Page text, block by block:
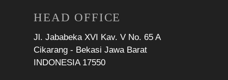
HEAD OFFICE
Jl. Jababeka XVI Kav. V No. 65 A
Cikarang - Bekasi Jawa Barat
INDONESIA 17550